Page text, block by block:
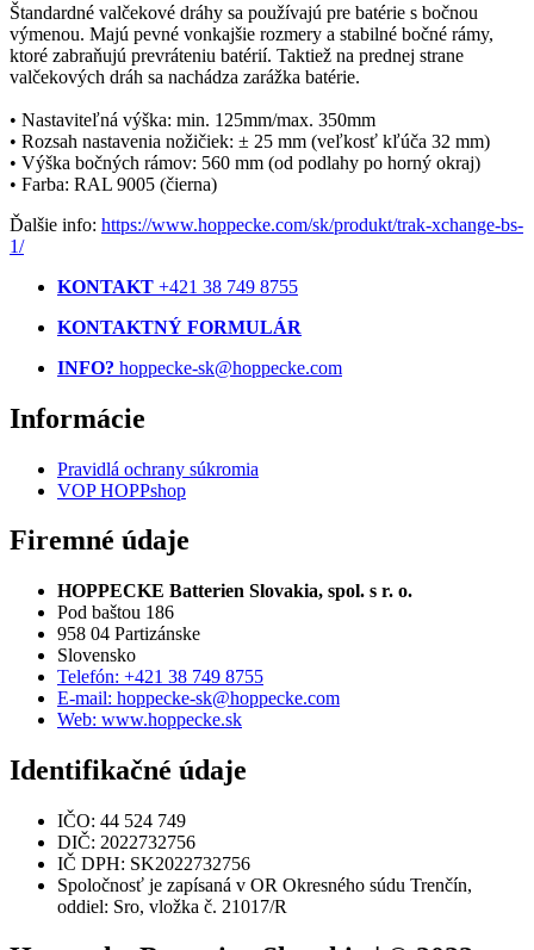
Štandardné valčekové dráhy sa používajú pre batérie s bočnou
výmenou. Majú pevné vonkajšie rozmery a stabilné bočné rámy,
ktoré zabraňujú prevráteniu batérií. Taktiež na prednej strane
valčekových dráh sa nachádza zarážka batérie.
• Nastaviteľná výška: min. 125mm/max. 350mm
• Rozsah nastavenia nožičiek: ± 25 mm (veľkosť kľúča 32 mm)
• Výška bočných rámov: 560 mm (od podlahy po horný okraj)
• Farba: RAL 9005 (čierna)
Ďalšie info: https://www.hoppecke.com/sk/produkt/trak-xchange-bs-
1/
KONTAKT +421 38 749 8755
KONTAKTNÝ FORMULÁR
INFO? hoppecke-sk@hoppecke.com
Informácie
Pravidlá ochrany súkromia
VOP HOPPshop
Firemné údaje
HOPPECKE Batterien Slovakia, spol. s r. o.
Pod baštou 186
958 04 Partizánske
Slovensko
Telefón: +421 38 749 8755
E-mail: hoppecke-sk@hoppecke.com
Web: www.hoppecke.sk
Identifikačné údaje
IČO: 44 524 749
DIČ: 2022732756
IČ DPH: SK2022732756
Spoločnosť je zapísaná v OR Okresného súdu Trenčín,
oddiel: Sro, vložka č. 21017/R